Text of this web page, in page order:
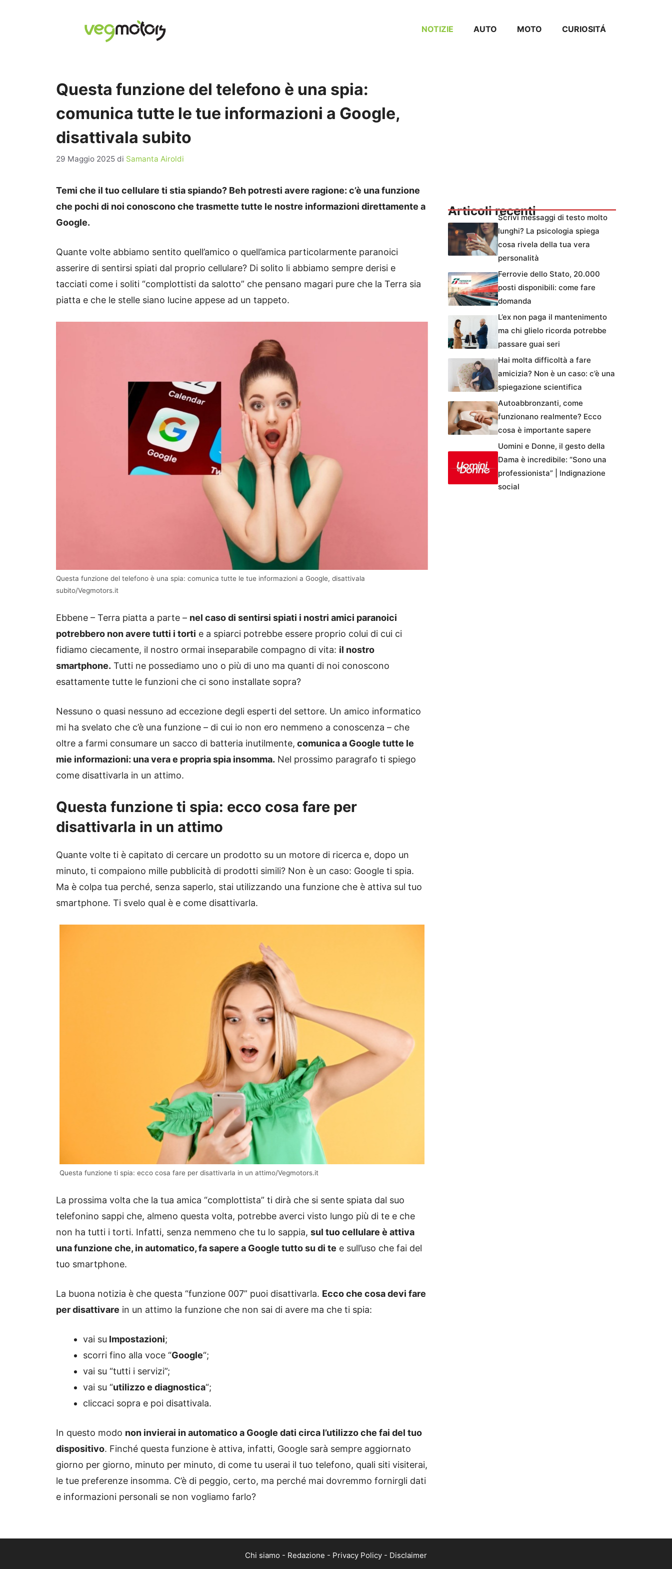
NOTIZIE AUTO MOTO CURIOSITÁ
Questa funzione del telefono è una spia:
comunica tutte le tue informazioni a Google,
disattivala subito
29 Maggio 2025 di Samanta Airoldi
Temi che il tuo cellulare ti stia spiando? Beh potresti avere ragione: c’è una funzione
che pochi di noi conoscono che trasmette tutte le nostre informazioni direttamente a
Google.
Quante volte abbiamo sentito quell’amico o quell’amica particolarmente paranoici
asserire di sentirsi spiati dal proprio cellulare? Di solito li abbiamo sempre derisi e
tacciati come i soliti “complottisti da salotto” che pensano magari pure che la Terra sia
piatta e che le stelle siano lucine appese ad un tappeto.
Questa funzione del telefono è una spia: comunica tutte le tue informazioni a Google, disattivala
subito/Vegmotors.it
Ebbene – Terra piatta a parte – nel caso di sentirsi spiati i nostri amici paranoici
potrebbero non avere tutti i torti e a spiarci potrebbe essere proprio colui di cui ci
fidiamo ciecamente, il nostro ormai inseparabile compagno di vita: il nostro
smartphone. Tutti ne possediamo uno o più di uno ma quanti di noi conoscono
esattamente tutte le funzioni che ci sono installate sopra?
Nessuno o quasi nessuno ad eccezione degli esperti del settore. Un amico informatico
mi ha svelato che c’è una funzione – di cui io non ero nemmeno a conoscenza – che
oltre a farmi consumare un sacco di batteria inutilmente, comunica a Google tutte le
mie informazioni: una vera e propria spia insomma. Nel prossimo paragrafo ti spiego
come disattivarla in un attimo.
Questa funzione ti spia: ecco cosa fare per
disattivarla in un attimo
Quante volte ti è capitato di cercare un prodotto su un motore di ricerca e, dopo un
minuto, ti compaiono mille pubblicità di prodotti simili? Non è un caso: Google ti spia.
Ma è colpa tua perché, senza saperlo, stai utilizzando una funzione che è attiva sul tuo
smartphone. Ti svelo qual è e come disattivarla.
Questa funzione ti spia: ecco cosa fare per disattivarla in un attimo/Vegmotors.it
La prossima volta che la tua amica “complottista” ti dirà che si sente spiata dal suo
telefonino sappi che, almeno questa volta, potrebbe averci visto lungo più di te e che
non ha tutti i torti. Infatti, senza nemmeno che tu lo sappia, sul tuo cellulare è attiva
una funzione che, in automatico, fa sapere a Google tutto su di te e sull’uso che fai del
tuo smartphone.
La buona notizia è che questa “funzione 007” puoi disattivarla. Ecco che cosa devi fare
per disattivare in un attimo la funzione che non sai di avere ma che ti spia:
vai su Impostazioni;
scorri fino alla voce “Google“;
vai su “tutti i servizi”;
vai su “utilizzo e diagnostica“;
cliccaci sopra e poi disattivala.
In questo modo non invierai in automatico a Google dati circa l’utilizzo che fai del tuo
dispositivo. Finché questa funzione è attiva, infatti, Google sarà sempre aggiornato
giorno per giorno, minuto per minuto, di come tu userai il tuo telefono, quali siti visiterai,
le tue preferenze insomma. C’è di peggio, certo, ma perché mai dovremmo fornirgli dati
e informazioni personali se non vogliamo farlo?
Articoli recentiScrivi messaggi di testo molto
lunghi? La psicologia spiega
cosa rivela della tua vera
personalità
Ferrovie dello Stato, 20.000
posti disponibili: come fare
domanda
L’ex non paga il mantenimento
ma chi glielo ricorda potrebbe
passare guai seri
Hai molta difficoltà a fare
amicizia? Non è un caso: c’è una
spiegazione scientifica
Autoabbronzanti, come
funzionano realmente? Ecco
cosa è importante sapere
Uomini e Donne, il gesto della
Dama è incredibile: “Sono una
professionista” | Indignazione
social
Chi siamo - Redazione - Privacy Policy - Disclaimer